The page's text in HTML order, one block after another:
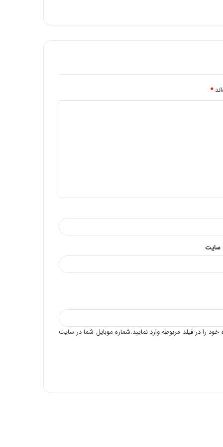
*
سایت
را در فیلد مربوطه وارد نمایید.شماره موبایل شما در سایت